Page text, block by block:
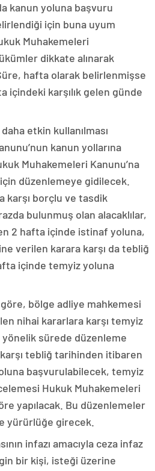
kanun yoluna başvuru
için buna uyum
Muhakemeleri
dikkate alınarak
hafta olarak belirlenmişse
içindeki karşılık gelen günde
etkin kullanılması
kanun yollarına
Muhakemeleri Kanunu’na
düzenlemeye gidilecek.
karşı borçlu ve tasdik
bulunmuş olan alacaklılar,
2 hafta içinde istinaf yoluna,
verilen karara karşı da tebliğ
içinde temyiz yoluna
bölge adliye mahkemesi
nihai kararlara karşı temyiz
yönelik sürede düzenleme
tebliğ tarihinden itibaren
başvurulabilecek, temyiz
Hukuk Muhakemeleri
yapılacak. Bu düzenlemeler
yürürlüğe girecek.
infazı amacıyla ceza infaz
bir kişi, isteği üzerine